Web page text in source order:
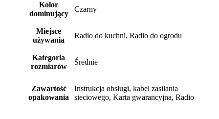
Kolor
dominujący
Czarny
Miejsce
używania
Radio do kuchni, Radio do ogrodu
Kategoria
rozmiarów
Średnie
Zawartość
opakowania
Instrukcja obsługi, kabel zasilania
sieciowego, Karta gwarancyjna, Radio